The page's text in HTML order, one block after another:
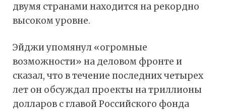
двумя странами находится на рекордно
высоком уровне.
Эйджи упомянул «огромные
возможности» на деловом фронте и
сказал, что в течение последних четырех
лет он обсуждал проекты на триллионы
долларов с главой Российского фонда